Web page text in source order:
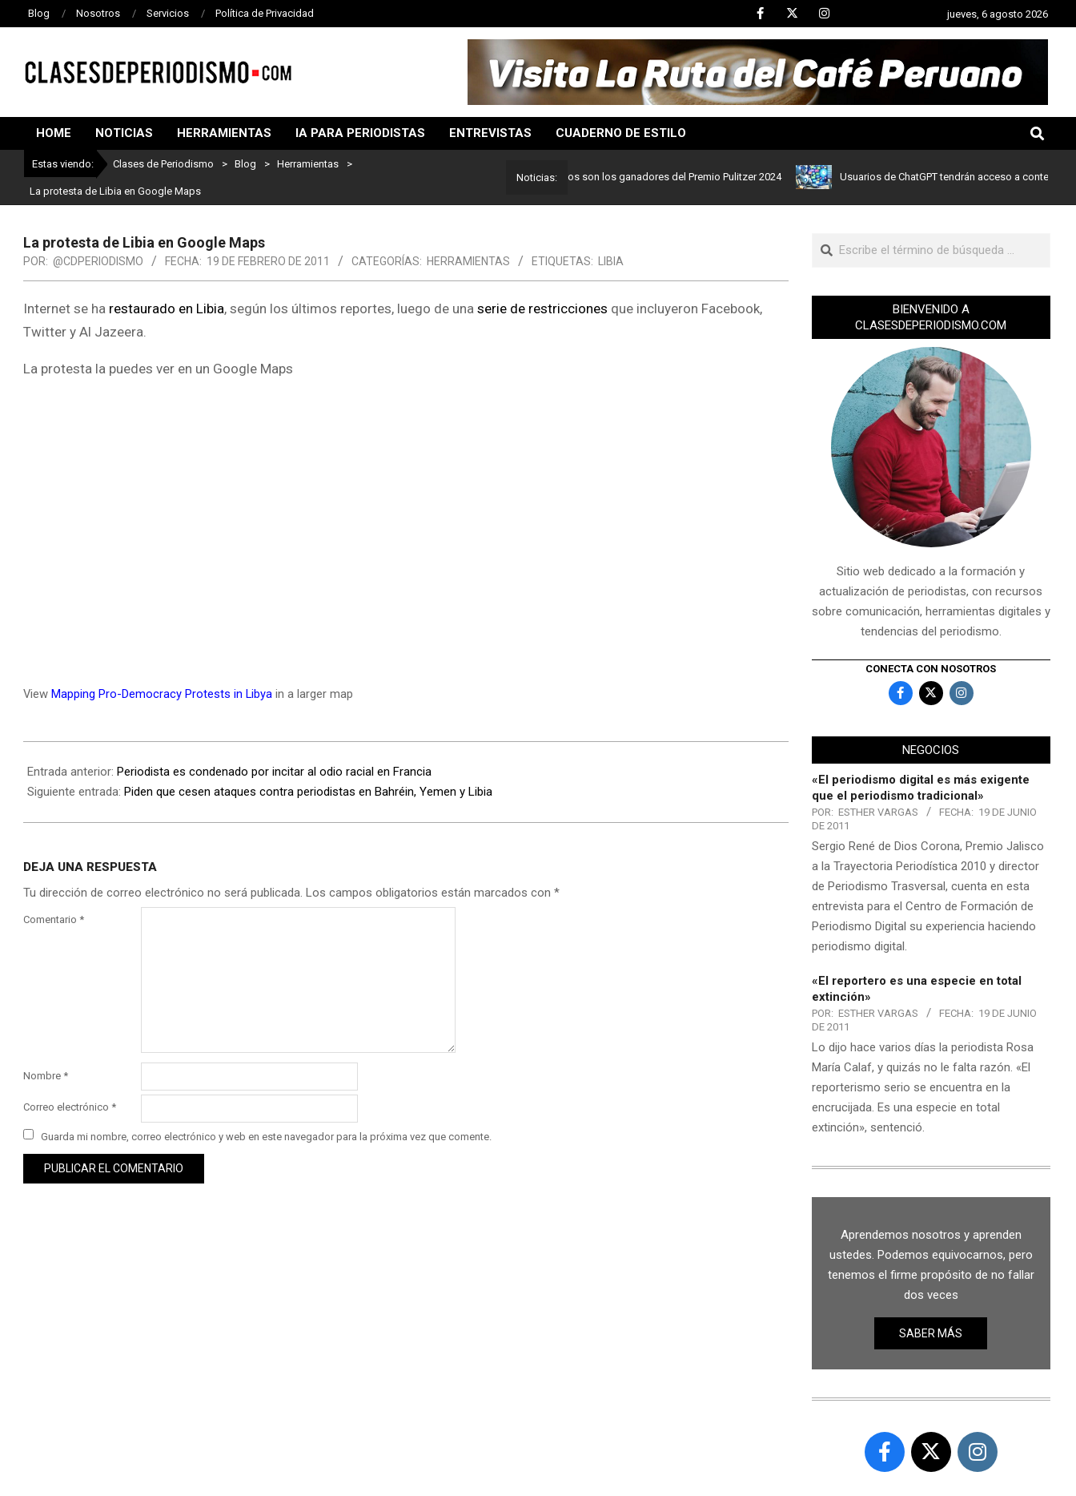
Blog Nosotros Servicios Política de Privacidad jueves, 6 agosto 2026
DE
PERIODISMO
HOME NOTICIAS HERRAMIENTAS IA PARA PERIODISTAS ENTREVISTAS CUADERNO DE ESTILO
Estas viendo: Clases de Periodismo > Blog > Herramientas >
La protesta de Libia en Google Maps
Noticias:
Lo mejor del periodismo: Estos son los ganadores del Premio Pulitzer 2024 Usuarios de ChatGPT tendrán acceso a contenidos de
La protesta de Libia en Google Maps
POR: @CDPERIODISMO FECHA: 19 DE FEBRERO DE 2011 CATEGORÍAS: HERRAMIENTAS ETIQUETAS: LIBIA
Internet se ha restaurado en Libia, según los últimos reportes, luego de una serie de restricciones que incluyeron Facebook,
Twitter y Al Jazeera.
La protesta la puedes ver en un Google Maps
View Mapping Pro-Democracy Protests in Libya in a larger map
Entrada anterior: Periodista es condenado por incitar al odio racial en Francia
Siguiente entrada: Piden que cesen ataques contra periodistas en Bahréin, Yemen y Libia
DEJA UNA RESPUESTA
Tu dirección de correo electrónico no será publicada. Los campos obligatorios están marcados con *
Comentario *
Nombre *
Correo electrónico *
Guarda mi nombre, correo electrónico y web en este navegador para la próxima vez que comente.
BIENVENIDO A
CLASESDEPERIODISMO.COM
Sitio web dedicado a la formación y
actualización de periodistas, con recursos
sobre comunicación, herramientas digitales y
tendencias del periodismo.
CONECTA CON NOSOTROS
NEGOCIOS
«El periodismo digital es más exigente
que el periodismo tradicional»
POR: ESTHER VARGAS FECHA: 19 DE JUNIO
DE 2011
Sergio René de Dios Corona, Premio Jalisco
a la Trayectoria Periodística 2010 y director
de Periodismo Trasversal, cuenta en esta
entrevista para el Centro de Formación de
Periodismo Digital su experiencia haciendo
periodismo digital.
«El reportero es una especie en total
extinción»
POR: ESTHER VARGAS FECHA: 19 DE JUNIO
DE 2011
Lo dijo hace varios días la periodista Rosa
María Calaf, y quizás no le falta razón. «El
reporterismo serio se encuentra en la
encrucijada. Es una especie en total
extinción», sentenció.
Aprendemos nosotros y aprenden
ustedes. Podemos equivocarnos, pero
tenemos el firme propósito de no fallar
dos veces
SABER MÁS